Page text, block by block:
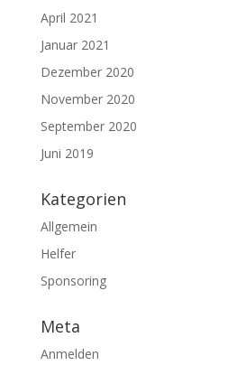
April 2021
Januar 2021
Dezember 2020
November 2020
September 2020
Juni 2019
Kategorien
Allgemein
Helfer
Sponsoring
Meta
Anmelden